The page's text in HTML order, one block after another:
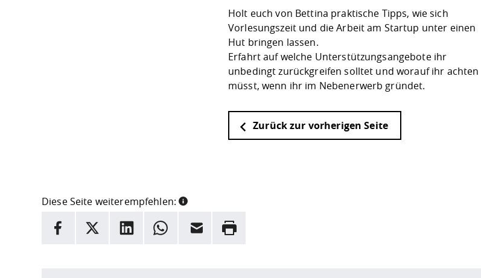
Holt euch von Bettina praktische Tipps, wie sich
Vorlesungszeit und die Arbeit am Startup unter einen
Hut bringen lassen.
Erfahrt auf welche Unterstützungsangebote ihr
unbedingt zurückgreifen solltet und worauf ihr achten
müsst, wenn ihr im Nebenerwerb gründet.
Zurück zur vorherigen Seite
Diese Seite weiterempfehlen:
INFORMATION
Facebook
X LinkedInWhatsappE-Mail Drucken